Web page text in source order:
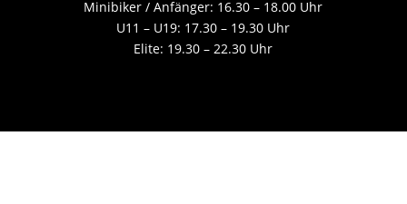
Minibiker / Anfänger: 16.30 – 18.00 Uhr
U11 – U19: 17.30 – 19.30 Uhr
Elite: 19.30 – 22.30 Uhr